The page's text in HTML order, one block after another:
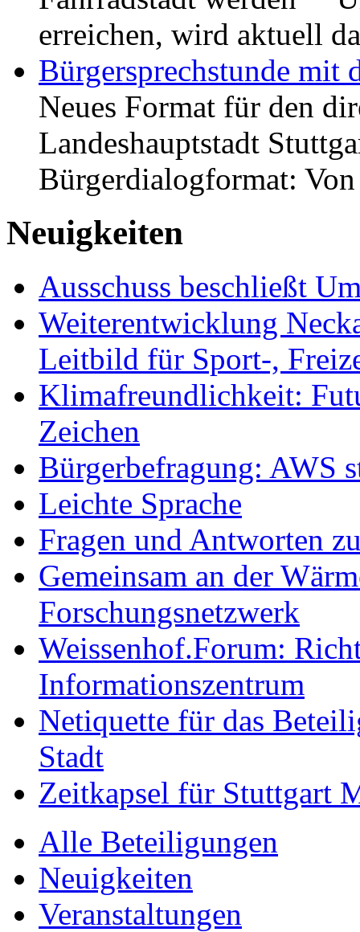
erreichen, wird aktuell
Bürgersprechstunde mit
Neues Format für den
Landeshauptstadt
Bürgerdialogformat:
Neuigkeiten
Ausschuss beschließt
Weiterentwicklung
Leitbild für Sport-,
Klimafreundlichkeit:
Zeichen
Bürgerbefragung: AWS
Leichte Sprache
Fragen und Antworten
Gemeinsam an der
Forschungsnetzwerk
Weissenhof.Forum:
Informationszentrum
Netiquette für das
Stadt
Zeitkapsel für Stuttgart
Alle Beteiligungen
Neuigkeiten
Veranstaltungen